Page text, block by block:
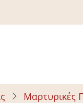
Μαρτυρικές